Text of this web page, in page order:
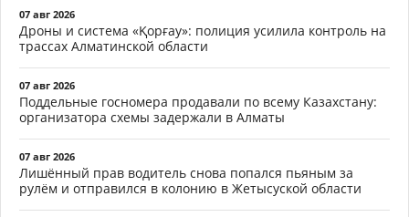
07 авг 2026
Дроны и система «Қорғау»: полиция усилила контроль на
трассах Алматинской области
07 авг 2026
Поддельные госномера продавали по всему Казахстану:
организатора схемы задержали в Алматы
07 авг 2026
Лишённый прав водитель снова попался пьяным за
рулём и отправился в колонию в Жетысуской области